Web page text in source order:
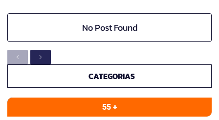
No Post Found
CATEGORIAS
55 +